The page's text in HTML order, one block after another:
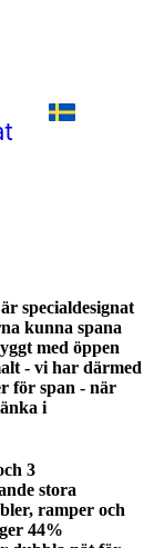
specialdesignat
kunna spana
med öppen
- vi har därmed
för span - när
i
3
stora
ramper och
44%